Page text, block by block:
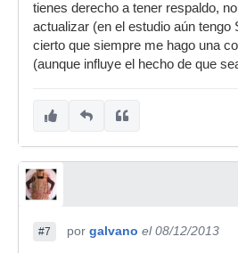
tienes derecho a tener respaldo,
actualizar (en el estudio aún tengo
cierto que siempre me hago una
(aunque influye el hecho de que
#7 por galvano el 08/12/2013